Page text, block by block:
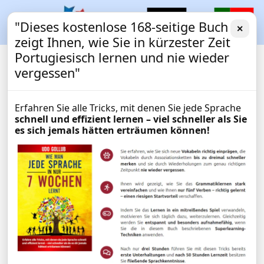
"Dieses kostenlose 168-seitige Buch
zeigt Ihnen, wie Sie in kürzester Zeit
Portugiesisch lernen und nie wieder
vergessen"
✕
Erfahren Sie alle Tricks, mit denen Sie jede Sprache
schnell und effizient lernen – viel schneller als Sie
es sich jemals hätten erträumen können!